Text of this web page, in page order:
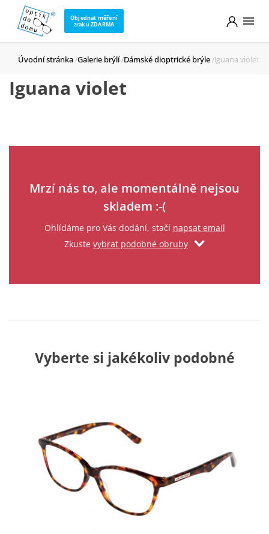
Objednat měření
zraku ZDARMA
Úvodní stránka Galerie brýlí Dámské dioptrické brýle Iguana violet
Iguana violet
Mrzí nás to, ale momentálně nejsou
skladem :-(
Ohlídáme pro Vás dodání, stačí napsat email
Zkuste vybrat podobné obruby
Vyberte si jakékoliv podobné